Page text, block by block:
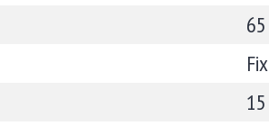
65
15